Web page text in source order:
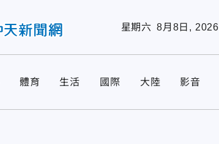
星期六 8月8日, 2026
體育 生活 國際 大陸 影音